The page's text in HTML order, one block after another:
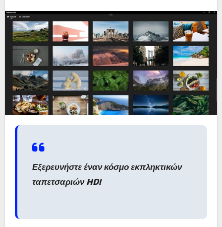
Εξερευνήστε έναν κόσμο εκπληκτικών
ταπετσαριών HD!